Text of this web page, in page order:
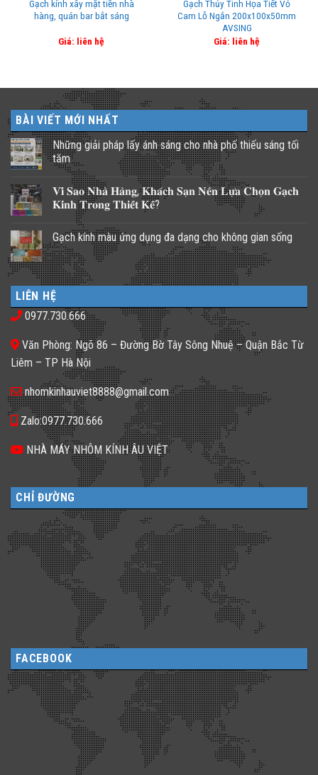
Gạch kính xây mặt tiền nhà
hàng, quán bar bắt sáng
Giá: liên hệ
Gạch Thủy Tinh Họa Tiết Vỏ
Cam Lỗ Ngắn 200x100x50mm
AVSING
Giá: liên hệ
BÀI VIẾT MỚI NHẤT
Những giải pháp lấy ánh sáng cho nhà phố thiếu sáng tối
tăm
Không
bình
luận
ở
pháp
lấy
ánh
sáng
cho
nhà
phố
thiếu
sáng
tối
𝐕𝐢̀ 𝐒𝐚𝐨 𝐍𝐡𝐚̀ 𝐇𝐚̀𝐧𝐠, 𝐊𝐡𝐚́𝐜𝐡 𝐒𝐚̣𝐧 𝐍𝐞̂𝐧 𝐋𝐮̛̣𝐚 𝐂𝐡𝐨̣𝐧 𝐆𝐚̣𝐜𝐡
𝐊𝐢́𝐧𝐡 𝐓𝐫𝐨𝐧𝐠 𝐓𝐡𝐢𝐞̂́𝐭 𝐊𝐞̂́?
bình
luận
ở
𝐕𝐢̀
𝐒𝐚𝐨
𝐍𝐡𝐚̀
𝐇𝐚̀𝐧𝐠,
𝐊𝐡𝐚́𝐜𝐡
𝐒𝐚̣𝐧
𝐍𝐞̂𝐧
𝐂𝐡𝐨̣𝐧
𝐆𝐚̣𝐜𝐡
𝐊𝐢́𝐧𝐡
𝐓𝐫𝐨𝐧𝐠
𝐓𝐡𝐢𝐞̂́𝐭
𝐊𝐞̂́?
Gạch kính màu ứng dụng đa dạng cho không gian sống
Không
có
bình
luận
ở
Gạch
kính
màu
đa
dạng
cho
không
gian
sống
LIÊN HỆ
0977.730.666
Văn Phòng: Ngõ 86 – Đường Bờ Tây Sông Nhuệ – Quận Bắc Từ
Liêm – TP Hà Nội
nhomkinhauviet8888@gmail.com
Zalo:0977.730.666
NHÀ MÁY NHÔM KÍNH ÂU VIỆT
CHỈ ĐƯỜNG
FACEBOOK